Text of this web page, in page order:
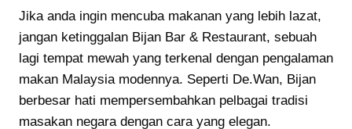
Jika anda ingin mencuba makanan yang lebih lazat,
jangan ketinggalan Bijan Bar & Restaurant, sebuah
lagi tempat mewah yang terkenal dengan pengalaman
makan Malaysia modennya. Seperti De.Wan, Bijan
berbesar hati mempersembahkan pelbagai tradisi
masakan negara dengan cara yang elegan.